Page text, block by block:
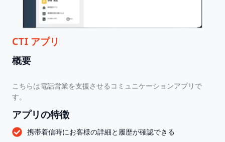
CTI アプリ
概要
こちらは電話営業を支援させるコミュニケーションアプリで
す。
アプリの特徴
携帯着信時にお客様の詳細と履歴が確認できる